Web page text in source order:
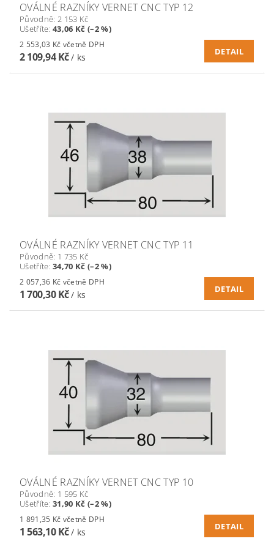
OVÁLNÉ RAZNÍKY VERNET CNC TYP 12
Původně: 2 153 Kč
Ušetříte:43,06 Kč (–2 %)
2 553,03 Kč včetně DPH
2 109,94 Kč/ ks
DETAIL
OVÁLNÉ RAZNÍKY VERNET CNC TYP 11
Původně: 1 735 Kč
Ušetříte:34,70 Kč (–2 %)
2 057,36 Kč včetně DPH
1 700,30 Kč/ ks
DETAIL
OVÁLNÉ RAZNÍKY VERNET CNC TYP 10
Původně: 1 595 Kč
Ušetříte:31,90 Kč (–2 %)
1 891,35 Kč včetně DPH
1 563,10 Kč/ ks
DETAIL